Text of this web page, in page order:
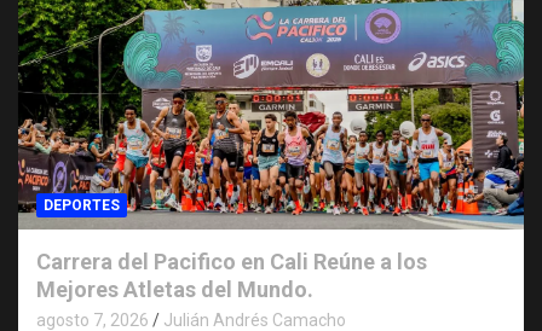
DEPORTES
Carrera del Pacifico en Cali Reúne a los
Mejores Atletas del Mundo.
agosto 7, 2026 Julián Andrés Camacho